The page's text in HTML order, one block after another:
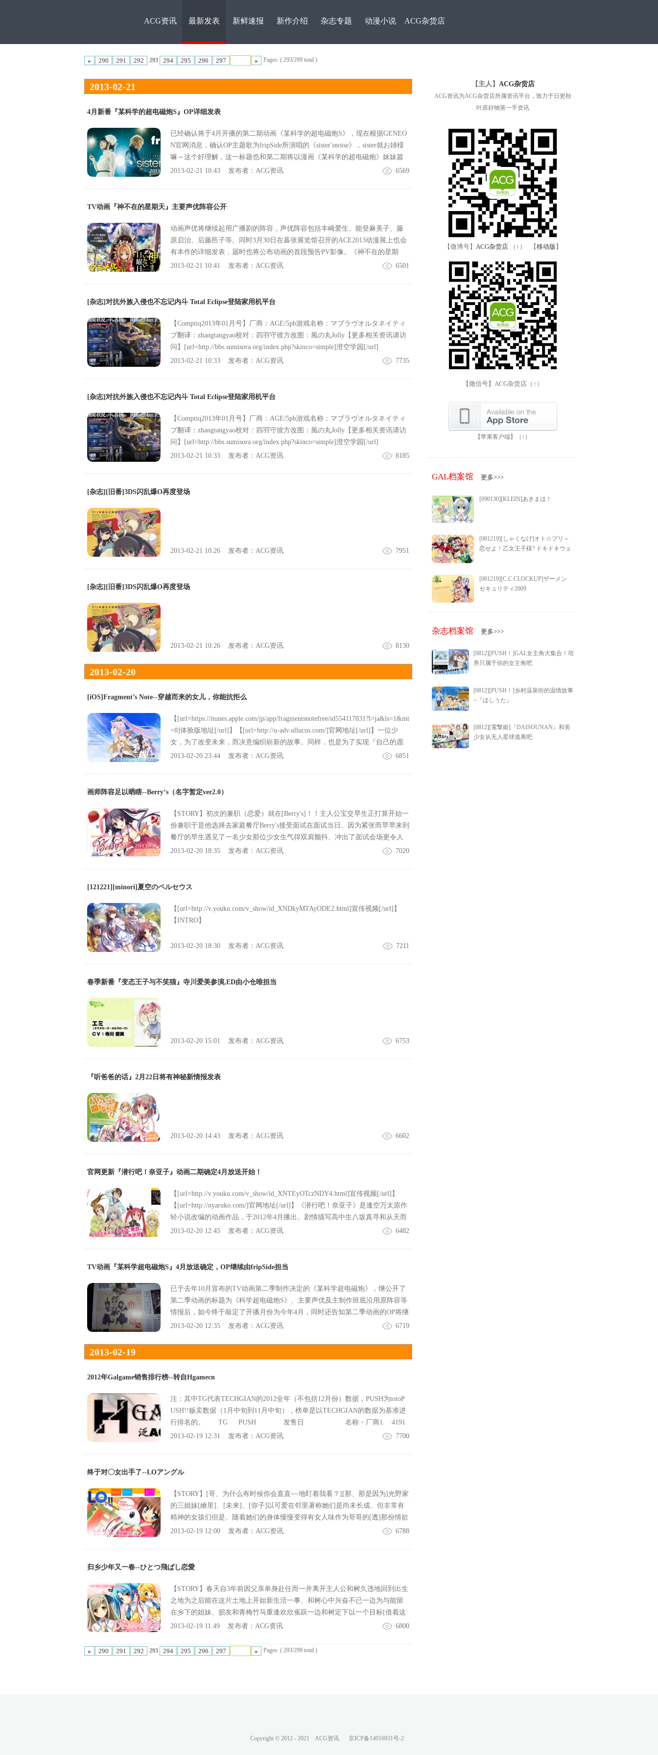
ACG资
讯
ACG资讯 最新发表 新鲜速报 新作介绍 杂志专题 动漫小说 ACG杂货店
« 290 291 292 293 294 295 296 297 » Pages: ( 293/299 total )
2013-02-21
4月新番『某科学的超电磁炮S』OP详细发表
已经确认将于4月开播的第二期动画《某科学的超电磁炮S》，现在根据GENEO
N官网消息，确认OP主题歌为fripSide所演唱的《sister'snoise》，sister就お姉様
嘛～这个好理解，这一标题也和第二期将以漫画《某科学的超电磁炮》妹妹篇
为主线的剧情十分符合。
2013-02-21 10:43 发布者： ACG资讯 6569
TV动画『神不在的星期天』主要声优阵容公开
动画声优将继续起用广播剧的阵容，声优阵容包括丰崎爱生、能登麻美子、藤
原启治、后藤邑子等。同时3月30日在暮张展览馆召开的ACE2013动漫展上也会
有本作的详细发表，届时也将公布动画的首段预告PV影像。《神不在的星期
天》（神さまのいない日曜日）是由入江君人老师著作，茨乃负责插画，富士
造了世界，接着数天整理了世界的林林总总，然后在星期天……自此以后，人
予死者安宁的人。一天，艾遇上了一名有着红宝石般的眼睛的银发少年“食人玩
具”。守护世界的少女与猎杀死者的少年，在末日世界寻求奇迹。 【CAST】
艾・亚斯汀：丰崎爱生食人玩具：浪川大辅疤面：能登麻美子尤力：藤原启治
哈娜：后藤邑子
2013-02-21 10:41 发布者： ACG资讯 6501
[杂志]对抗外族入侵也不忘记内斗 Total Eclipse登陆家用机平台
【Comptiq2013年01月号】厂商：AGE/5pb游戏名称：マブラヴオルタネイティ
ブ翻译：zhangtangyao校对：四羽守彼方改图：風の丸Jolly【更多相关资讯请访
问】[url=http://bbs.sumisora.org/index.php?skinco=simple]澄空学园[/url]
2013-02-21 10:33 发布者： ACG资讯 7735
[杂志]对抗外族入侵也不忘记内斗 Total Eclipse登陆家用机平台
【Comptiq2013年01月号】厂商：AGE/5pb游戏名称：マブラヴオルタネイティ
ブ翻译：zhangtangyao校对：四羽守彼方改图：風の丸Jolly【更多相关资讯请访
问】[url=http://bbs.sumisora.org/index.php?skinco=simple]澄空学园[/url]
2013-02-21 10:33 发布者： ACG资讯 8185
[杂志][旧番]3DS闪乱爆O再度登场
2013-02-21 10:26 发布者： ACG资讯 7951
[杂志][旧番]3DS闪乱爆O再度登场
2013-02-21 10:26 发布者： ACG资讯 8130
2013-02-20
[iOS]Fragment’s Note--穿越而来的女儿，你能抗拒么
【[url=https://itunes.apple.com/jp/app/fragmentsnotefree/id554117831?l=ja&ls=1&mt
=8]体验版地址[/url]】【[url=http://u-adv.ullucus.com/]官网地址[/url]】一位少
女，为了改变未来，而决意编织崭新的故事。同样，也是为了实现『自己的愿
望』。。。。。。【STORY】「那个，我一直把你当成自己的弟弟……」「所
「我是来自未来的你的女儿，为了你的幸福而来！！」这就是，我和那个孩子
变。迈向全新的未来。【CHARA】
2013-02-20 23:44 发布者： ACG资讯 6851
画师阵容足以晒瞎--Berry‘s（名字暂定ver2.0）
【STORY】初次的兼职（恋爱）就在[Berry's]！！主人公宝交早生正打算开始一
份兼职于是他选择去家庭餐厅Berry's接受面试在面试当日、因为紧张而早早来到
餐厅的早生遇见了一名少女那位少女生气得双肩颤抖、冲出了面试会场更令人
惊奇的是、她还在berry's里开始暴饮暴食早生被那少女缠上、不得不与陪了她一
正当早生要开始研修试用、又有一个新人被介绍而来而闷闷不乐走进工作人员
早生一起作为新人开始研修试用另外还有个性十足的前辈们来欢迎她们俩身材
娇小的佐藤春姫和夏姫明明年纪较小却大人味十足、善于捉弄人的牧野沢恵那
快乐的兼职生活暑假就在眼前了和穿着可爱制服的如夏花般的少女们一同、早
2013-02-20 18:35 发布者： ACG资讯 7020
[121221][minori]夏空のペルセウス
【[url=http://v.youku.com/v_show/id_XNDkyMTAyODE2.html]宣传视频[/url]】
【INTRO】
2013-02-20 18:30 发布者： ACG资讯 7211
春季新番『变态王子与不笑猫』寺川爱美参演,ED由小仓唯担当
2013-02-20 15:01 发布者： ACG资讯 6753
『听爸爸的话』2月22日将有神秘新情报发表
2013-02-20 14:43 发布者： ACG资讯 6602
官网更新『潜行吧！奈亚子』动画二期确定4月放送开始！
【[url=http://v.youku.com/v_show/id_XNTEyOTczNDY4.html]宣传视频[/url]】
【[url=http://nyaruko.com/]官网地址[/url]】《潜行吧！奈亚子》是逢空万太原作
轻小说改编的动画作品，于2012年4月播出。剧情描写高中生八坂真寻和从天而
降，自称外星人的奈亚子同居的恋爱喜剧故事，女主角奈亚子的角色原型是克
也》将继续由剧中角色奈亚子、克子、暮井珠绪的担当声优阿澄佳奈、松来未
NACA）作曲。与第1季片头曲《太陽曰く燃えよカオス》同样的阵容，在第2季
中又会带来一首怎样的神曲呢，值得期待了，单曲CD则预定于4月24日发售，同
时还将收录后方潜行队B演唱的剧中插曲。而片尾曲的CD将会推出三张，第一
张收录的是ED1和ED2，将于4月24日发售，而第二张收录了ED3和ED4、将于5
原作：逢空万太（あいそらまんた）（GA文库／ソフトバンククリエイティブ
刊）角色原案：狐印（こいん）监督：长泽刚系列构成：木村畅角色设计·总作
EBEC【CAST】奈亚子：阿澄佳奈八坂真寻：喜多村英梨克子：松来未祐哈斯
塔：钉宫理恵夏塔君：新井里美露西.Gstone：国府田麻理子八坂頼子：久川綾
余市健彦：羽多野渉暮井珠绪：大坪由佳【主题曲】OP：「恋は混沌の隷也」/
后ろから这いより队G（2013/4/24发售）ED1：「よってS.O.S」/RAMMに这い
这いよるニャル子とクー子とハス太（2013/4/24发售）ED3、4：未定（2013/5/
l]
2013-02-20 12:45 发布者： ACG资讯 6482
TV动画『某科学超电磁炮S』4月放送确定，OP继续由fripSide担当
已于去年10月宣布的TV动画第二季制作决定的《某科学超电磁炮》，继公开了
第二季动画的标题为《科学超电磁炮S》、主要声优及主制作班底沿用原阵容等
情报后，如今终于敲定了开播月份为今年4月，同时还告知第二季动画的OP将继
续由fripSide担当。《科学超电磁炮（とある科学の超电磁炮）》是以镰池和马
量突破420万本。2009年10月改编为电视动画，共25集（24集+番外篇1集），由
中雄一动画制作：J.C.STAFF【CAST】御坂美琴：佐藤利奈白井黑子：新井里
美初春饰利：丰崎爱生佐天泪子：伊藤加奈惠【主题曲】OP：fripSide【发布】
gm96698【更多相关资讯请访问】[url=http://bbs.sumisora.org/index.php?skinco=si
mple]澄空学园[/url]
2013-02-20 12:35 发布者： ACG资讯 6719
2013-02-19
2012年Galgame销售排行榜--转自Hgamecn
注：其中TG代表TECHGIAN的2012全年（不包括12月份）数据，PUSH为totoP
USH!!贩卖数据（1月中旬到11月中旬），榜单是以TECHGIAN的数据为基准进
行排名的。 TG PUSH 发售日 名称・厂商1. 4191
59,272 2012年01月27日 真剣で私に恋しなさい！S みなとそふと2. 269
24,336 2012年04月27日 創刻のアテリアル エウシュリー5. 1620 27,69
ントウイング6. 1403 18,412 2012年09月28日 辻堂さんの純愛ロード み
なとカーニバル7. 1323 15,740 2012年07月27日 RewriteHarvestfesta！ Ke
y8. 1173 16,216 2012年10月26日 花色ヘプタグラム LumpofSugar9. 116
1 18,236 2012年02月10日 ティンクル☆くるせいだーす-PassionStarStream
umpofSugar12 0974 13,152 2012年10月26日 恋色マリアージュ ま～まれ
2012年10月26日 祝福の鐘の音は、桜色の風と共に すたじお緑茶15 085
2 12,848 2012年10月26日 月に寄りそう乙女の作法 Navel16 0846 05,2
24 2012年04月27日 D.C.III～ダ・カーポIII～ CIRCUS17 0794 12,184
2012年03月23日 マテリアルブレイブ 戯画18 0788 07,916 2012年04月27
ガーデン ういんどみるOasis20 0747 11,596 2012年08月31日 イモウトノ
カタチ Sphere（スフィア）21 0729 11,408 2012年06月29日 初恋1/1（い
フロントウイング28 0650 09,516 2012年04月27日 ものべの-MONOBENO
2013-02-19 12:31 发布者： ACG资讯 7700
终于对〇女出手了--LOアングル
【STORY】[哥、为什么有时候你会直直~~地盯着我看？][那、那是因为]光野家
的三姐妹[繪里]、[未来]、[弥子]以可爱在邻里著称她们是尚未长成、但非常有
精神的女孩们但是、随着她们的身体慢慢变得有女人味作为哥哥的[透]那份情欲
被毫无遮拦地不断刺激！！而且她们还有年纪相若的表姐妹[桃華]、[真琴]于是
对妹妹们出手的条件下生存下去吗……！？[我有绝对忍不住的自信！]【CHAR
2013-02-19 12:00 发布者： ACG资讯 6788
归乡少年又一春--ひとつ飛ばし恋愛
【STORY】春天自3年前因父亲单身赴任而一并离开主人公和树久违地回到出生
之地为之后能在这片土地上开始新生活一事、和树心中兴奋不已一边为与能留
在乡下的姐妹、损友和青梅竹马重逢欢欣雀跃一边和树定下以一个目标[借着这
次生活重新开始的机会、我一定要把到一个妹子！]这正是个学生会期待的、也
运般地相遇了这难道是我春天来临的前兆吗……？只有那么一瞬间、和树是这
2013-02-19 11:49 发布者： ACG资讯 6800
« 290 291 292 293 294 295 296 297 » Pages: ( 293/299 total )
【主人】 ACG杂货店
ACG资讯为ACG杂货店所属资讯平台，致力于日更秋
叶原好物第一手资讯
【微博号】 ACG杂货店 （↑） 【移动版 】
【微信号】ACG杂货店（↑）
【苹果客户端】（↑）
GAL档案馆 更多>>>
[090130][KLEIN]あきまほ！
[081219][しゃくなげ]オト☆プリ～
恋せよ！乙女王子様? ドキドキウェ
[081219][C.C CLOCKUP]ザーメン
セキュリティ2009
杂志档案馆 更多>>>
[0812][PUSH！]GAL女主角大集合！培
养只属于你的女主角吧
[0812][PUSH！]乡村温泉街的温情故事
~『ほしうた』
[0812][電撃姫]『DAISOUNAN』和美
少女从无人星球逃离吧
Copyright © 2012 - 2021 ACG资讯 京ICP备14016931号-2